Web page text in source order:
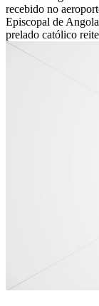
recebido no
Episcopal de
prelado católico